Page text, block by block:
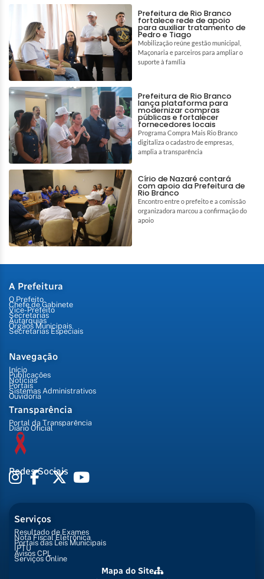
Prefeitura de Rio Branco
fortalece rede de apoio
para auxiliar tratamento de
Pedro e Tiago
Mobilização reúne gestão municipal,
Maçonaria e parceiros para ampliar o
suporte à família
Prefeitura de Rio Branco
lança plataforma para
modernizar compras
públicas e fortalecer
fornecedores locais
Programa Compra Mais Rio Branco
digitaliza o cadastro de empresas,
amplia a transparência
Círio de Nazaré contará
com apoio da Prefeitura de
Rio Branco
Encontro entre o prefeito e a comissão
organizadora marcou a confirmação do
apoio
A Prefeitura
O Prefeito
Chefe de Gabinete
Vice-Prefeito
Secretarias
Autarquias
Órgãos Municipais
Secretarias Especiais
Navegação
Início
Publicações
Notícias
Portais
Sistemas Administrativos
Ouvidoria
Transparência
Portal da Transparência
Diário Oficial
Redes Sociais
Serviços
Resultado de Exames
Nota Fiscal Eletrônica
Portais das Leis Municipais
IPTU
Avisos CPL
Serviços Online
Mapa do Site